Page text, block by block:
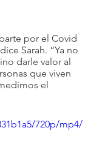
por el Covid
Sarah. “Ya no
darle valor al
que viven
el
720p/mp4/